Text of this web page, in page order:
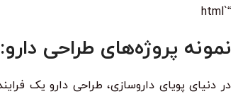
“`html
نمونه پروژه‌های طراحی
در دنیای پویای داروسازی، طراحی دارو یک